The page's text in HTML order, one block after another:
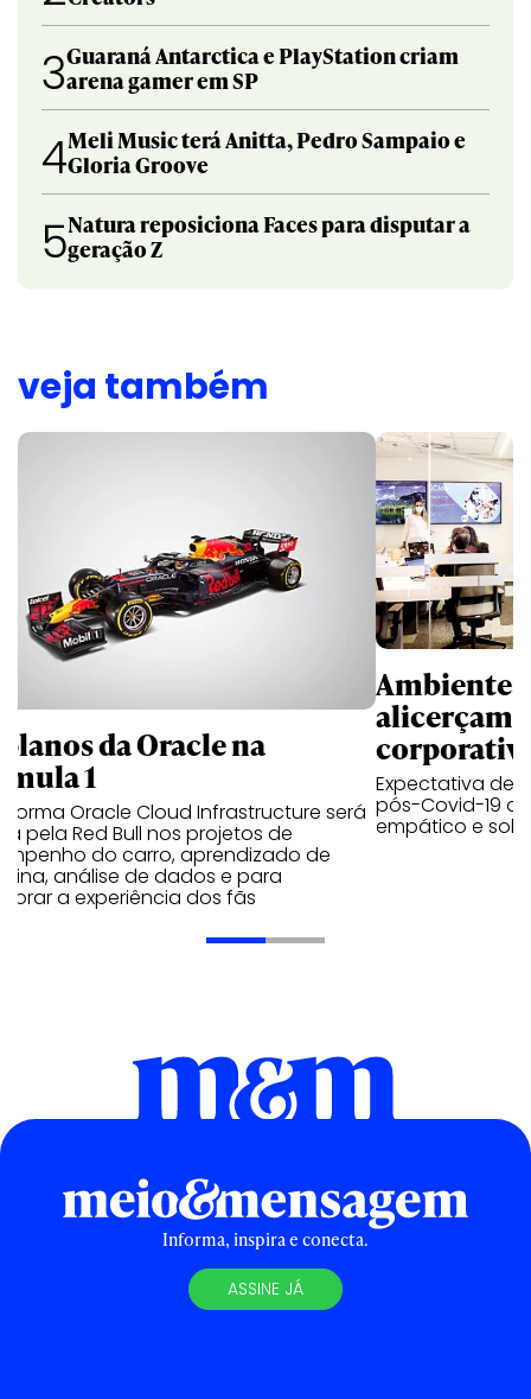
3Guaraná Antarctica e PlayStation criam
arena gamer em SP
4Meli Music terá Anitta, Pedro Sampaio e
Gloria Groove
5Natura reposiciona Faces para disputar a
geração Z
veja também
da Oracle na
1
Oracle Cloud Infrastructure será
pela Red Bull nos projetos de
do carro, aprendizado de
análise de dados e para
a experiência dos fãs
Ambientes
alicerçam
Expectativa de
pós-Covid-19
empático e
Informa, inspira e conecta.
ASSINE JÁ